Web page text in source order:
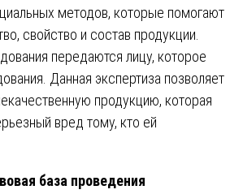
методов, которые помогают
свойство и состав продукции.
передаются лицу, которое
Данная экспертиза позволяет
продукцию, которая
вред тому, кто ей
база проведения